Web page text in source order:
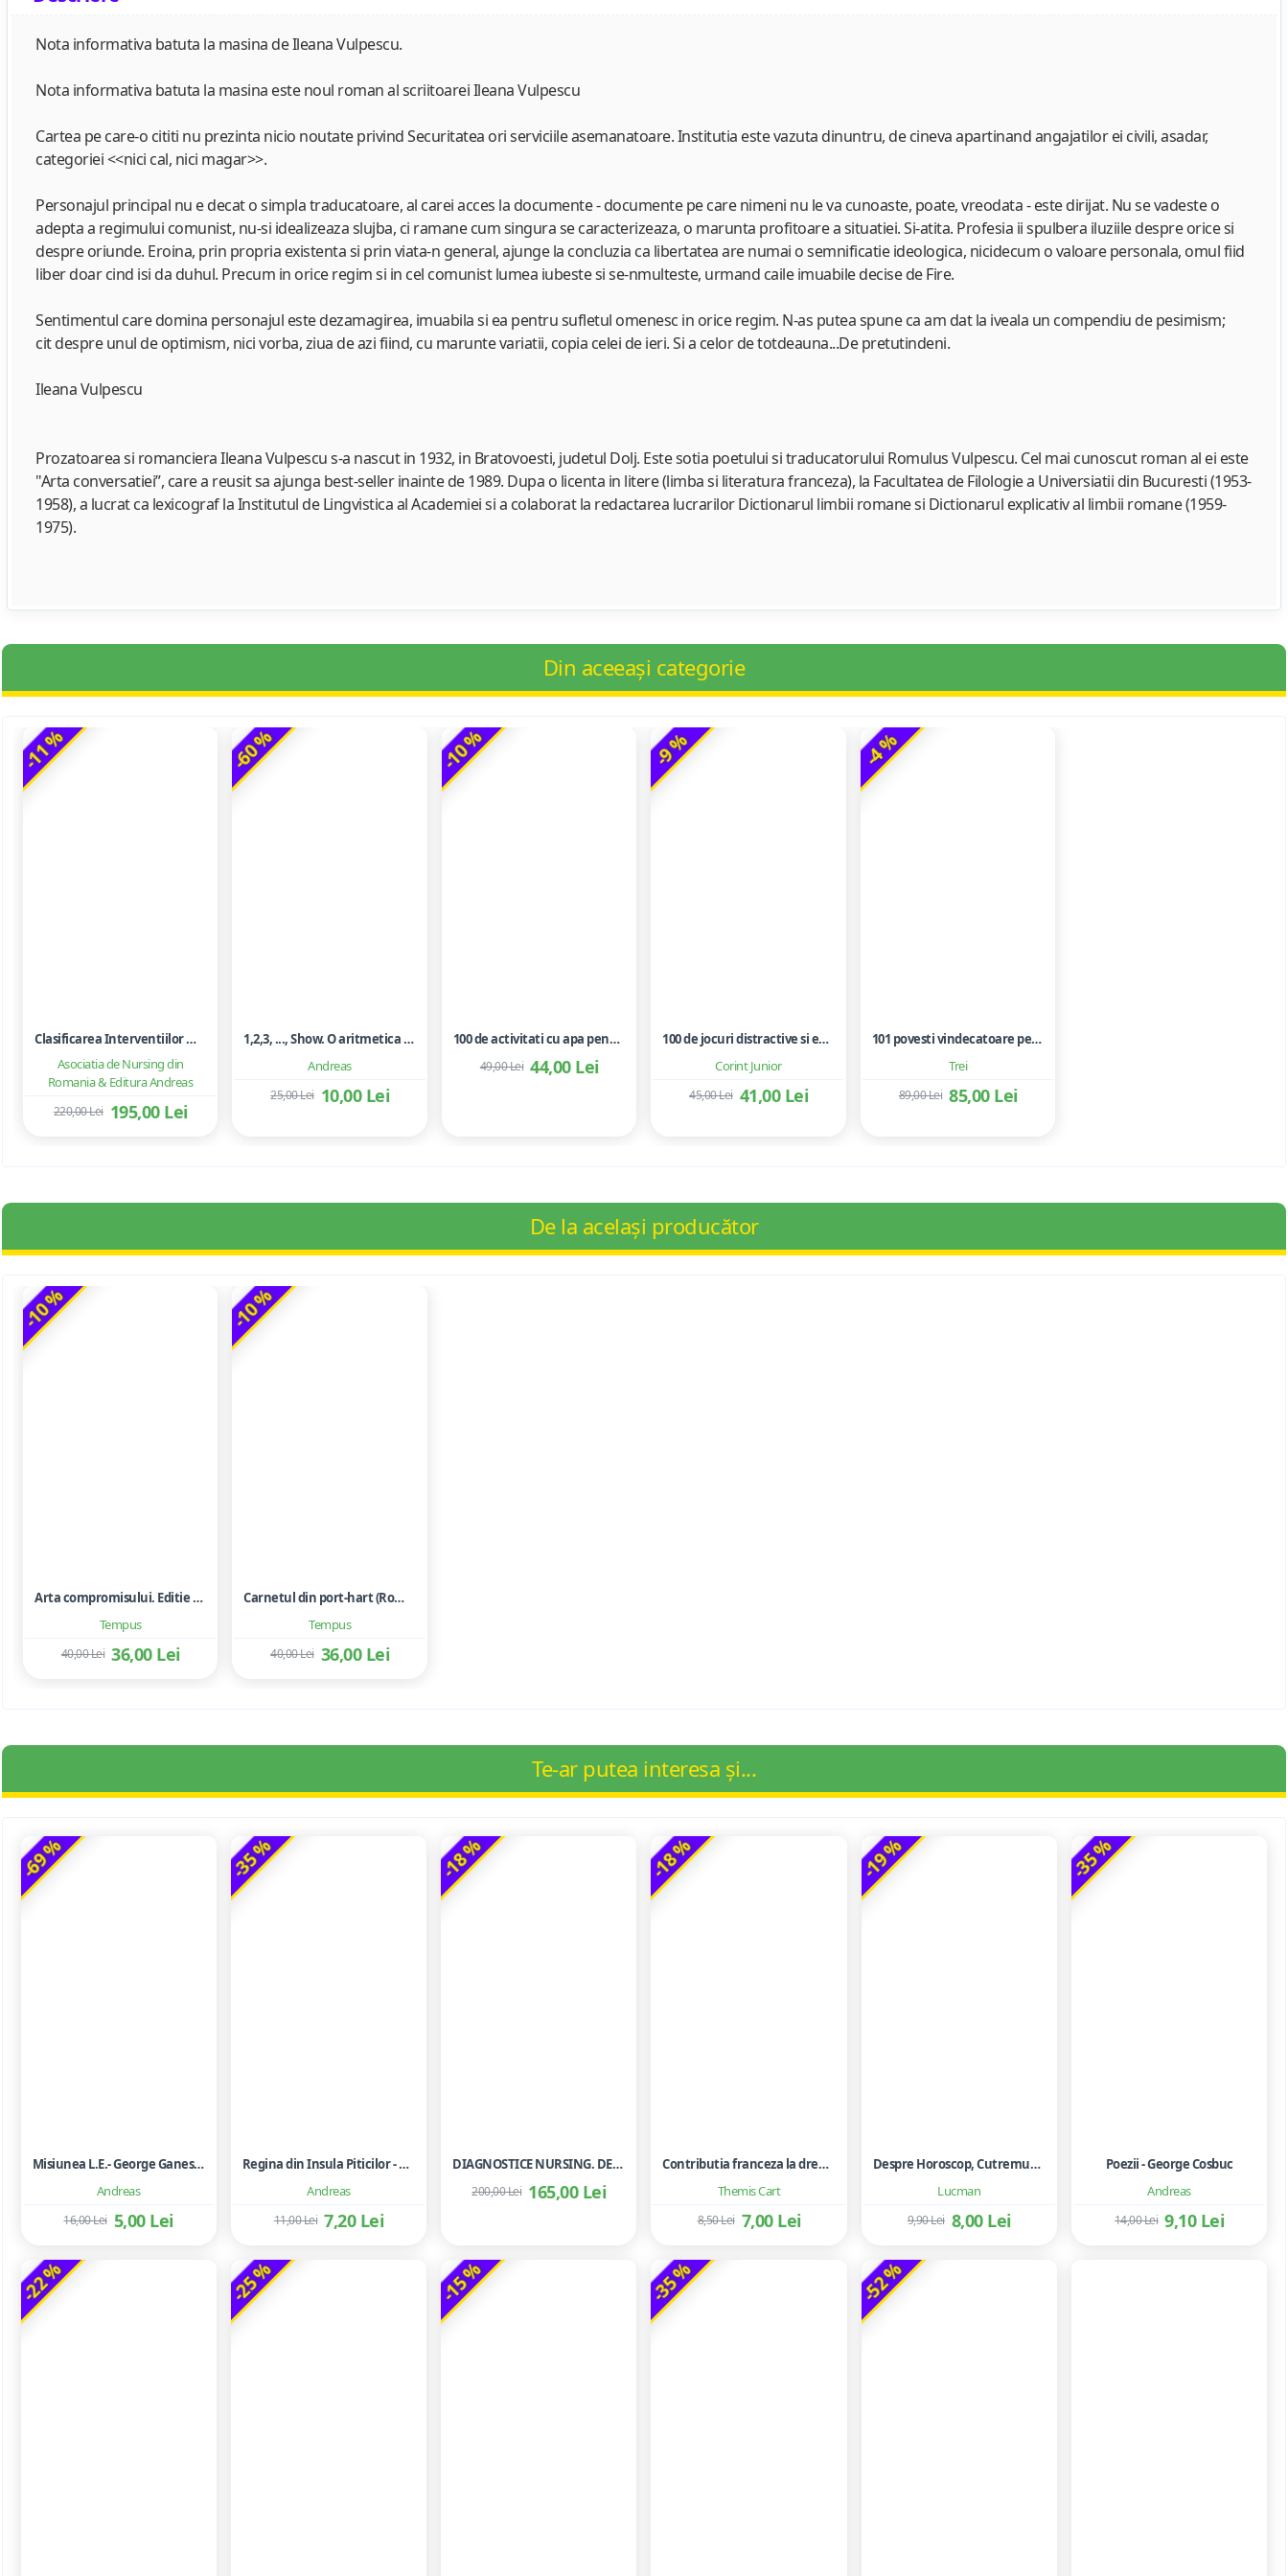
Nota informativa batuta la masina de Ileana Vulpescu.
Nota informativa batuta la masina este noul roman al scriitoarei Ileana Vulpescu
Cartea pe care-o cititi nu prezinta nicio noutate privind Securitatea ori serviciile asemanatoare. Institutia este vazuta dinuntru, de cineva apartinand angajatilor ei civili, asadar,
categoriei <<nici cal, nici magar>>.
Personajul principal nu e decat o simpla traducatoare, al carei acces la documente - documente pe care nimeni nu le va cunoaste, poate, vreodata - este dirijat. Nu se vadeste o
adepta a regimului comunist, nu-si idealizeaza slujba, ci ramane cum singura se caracterizeaza, o marunta profitoare a situatiei. Si-atita. Profesia ii spulbera iluziile despre orice si
despre oriunde. Eroina, prin propria existenta si prin viata-n general, ajunge la concluzia ca libertatea are numai o semnificatie ideologica, nicidecum o valoare personala, omul fiid
liber doar cind isi da duhul. Precum in orice regim si in cel comunist lumea iubeste si se-nmulteste, urmand caile imuabile decise de Fire.
Sentimentul care domina personajul este dezamagirea, imuabila si ea pentru sufletul omenesc in orice regim. N-as putea spune ca am dat la iveala un compendiu de pesimism;
cit despre unul de optimism, nici vorba, ziua de azi fiind, cu marunte variatii, copia celei de ieri. Si a celor de totdeauna...De pretutindeni.
Ileana Vulpescu
Prozatoarea si romanciera Ileana Vulpescu s-a nascut in 1932, in Bratovoesti, judetul Dolj. Este sotia poetului si traducatorului Romulus Vulpescu. Cel mai cunoscut roman al ei este
"Arta conversatiei”, care a reusit sa ajunga best-seller inainte de 1989. Dupa o licenta in litere (limba si literatura franceza), la Facultatea de Filologie a Universiatii din Bucuresti (1953-
1958), a lucrat ca lexicograf la Institutul de Lingvistica al Academiei si a colaborat la redactarea lucrarilor Dictionarul limbii romane si Dictionarul explicativ al limbii romane (1959-
1975).
Din aceeași categorie
-11 %
Asociatia de Nursing din
Romania & Editura Andreas
Clasificarea Interventiilor Nursing (NIC)
195,00 Lei
220,00 Lei
-60 %
Andreas
1,2,3, ..., Show. O aritmetica emotionala, o poezie a matematicii - Ioan Dancila
10,00 Lei
25,00 Lei
-10 %
100 de activitati cu apa pentru dezvoltarea si relaxarea bebelusilor - Perrine Alliod
44,00 Lei
49,00 Lei
-9 %
Corint Junior
100 de jocuri distractive si educative
41,00 Lei
45,00 Lei
-4 %
Trei
101 povesti vindecatoare pentru copii si adolescenti. Folosirea metaforelor in terapie
85,00 Lei
89,00 Lei
De la același producător
-10 %
Tempus
Arta compromisului. Editie ne varietur - Ileana Vulpescu
36,00 Lei
40,00 Lei
-10 %
Tempus
Carnetul din port-hart (Roman). Editie ne varietur - Ileana Vulpescu
36,00 Lei
40,00 Lei
Te-ar putea interesa și...
-69 %
Andreas
Misiunea L.E.- George Ganescu
5,00 Lei
16,00 Lei
-35 %
Andreas
Regina din Insula Piticilor - Mos Nae
7,20 Lei
11,00 Lei
-18 %
DIAGNOSTICE NURSING. DEFINITII SI CLASIFICARI 2021-2023.
165,00 Lei
200,00 Lei
-18 %
Themis Cart
Contributia franceza la dreptul european al contractelor
7,00 Lei
8,50 Lei
-19 %
Lucman
Despre Horoscop, Cutremure Si Ghicirea Viitorului
8,00 Lei
9,90 Lei
-35 %
Andreas
Poezii - George Cosbuc
9,10 Lei
14,00 Lei
-22 % -25 % -15 % -35 % -52 %